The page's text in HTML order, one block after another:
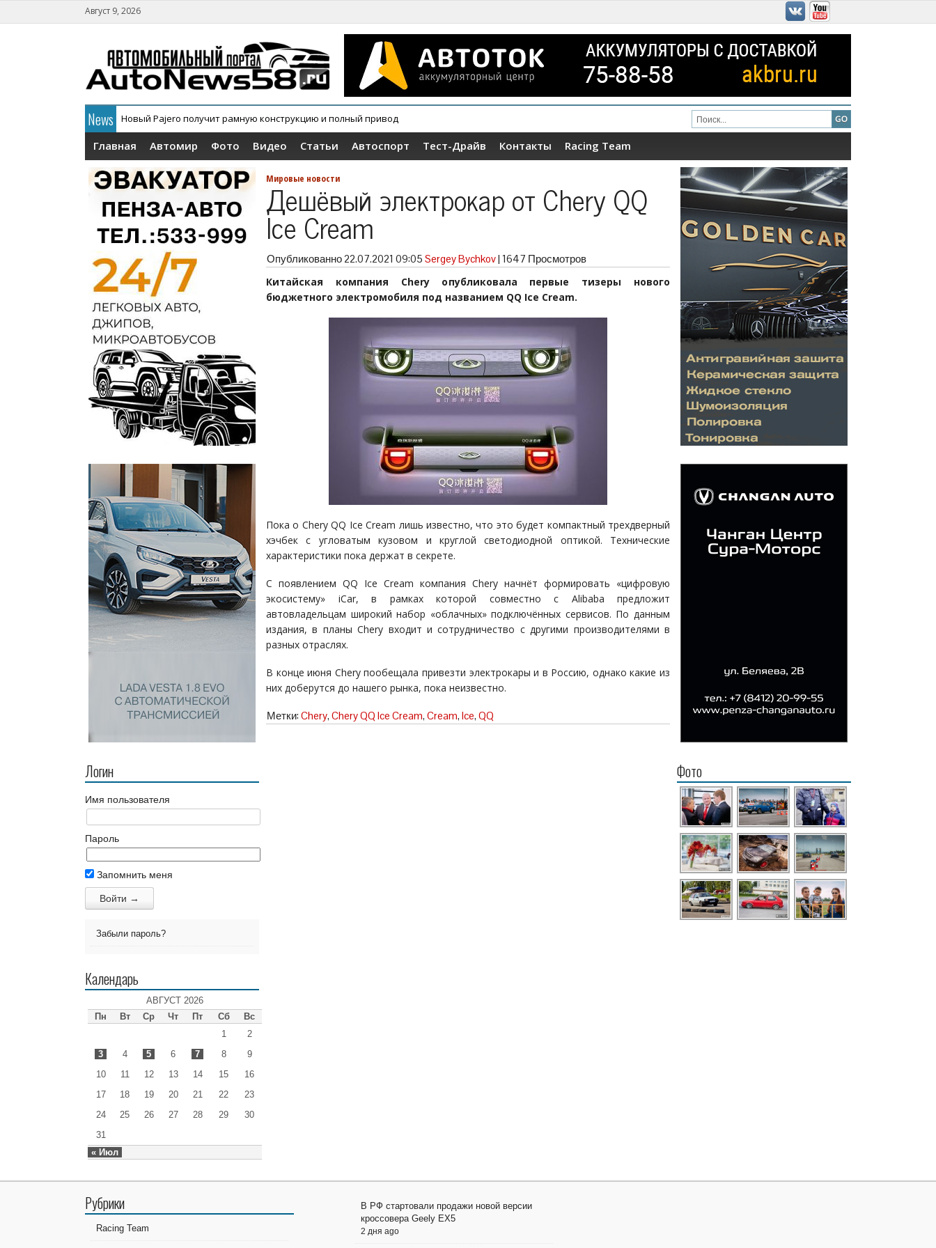
Август 9, 2026
News
Новый Pajero получит рамную конструкцию и полный привод
В России официально дебютировал кроссовер Wey V9X
Главная Автомир Фото Видео Статьи Автоспорт Тест-Драйв Контакты Racing Team
Логин
Имя пользователя
Пароль
Запомнить меня
Забыли пароль?
Календарь
АВГУСТ 2026
Пн
Вт Ср Чт Пт Сб Вс
« Июл
1
2
3
4 5 6 7 8
9
10
11 12 13 14 15
16
17
18 19 20 21 22
23
24
25 26 27 28 29
30
31
Мировые новости
Дешёвый электрокар от Chery QQ
Ice Cream
Опубликованно22.07.2021 09:05 Sergey Bychkov| 1647 Просмотров
Китайская компания Chery опубликовала первые тизеры нового
бюджетного электромобиля под названием QQ Ice Cream.
Пока о Chery QQ Ice Cream лишь известно, что это будет компактный трехдверный
хэчбек с угловатым кузовом и круглой светодиодной оптикой. Технические
характеристики пока держат в секрете.
С появлением QQ Ice Cream компания Chery начнёт формировать «цифровую
экосистему» iCar, в рамках которой совместно с Alibaba предложит
автовладельцам широкий набор «облачных» подключённых сервисов. По данным
издания, в планы Chery входит и сотрудничество с другими производителями в
разных отраслях.
В конце июня Chery пообещала привезти электрокары и в Россию, однако какие из
них доберутся до нашего рынка, пока неизвестно.
Метки: Chery, Chery QQ Ice Cream, Cream, Ice, QQ
Фото
Рубрики
Racing Team
В РФ стартовали продажи новой версии
кроссовера Geely EX5
2 дня ago